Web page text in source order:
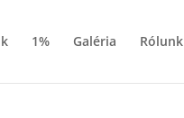
1% Galéria Rólunk